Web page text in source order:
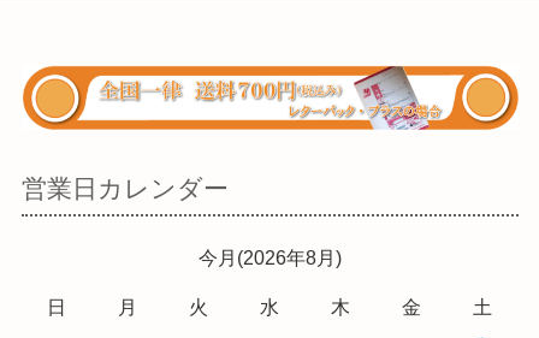
営業日カレンダー
今月(2026年8月)
日 月 火 水 木 金 土